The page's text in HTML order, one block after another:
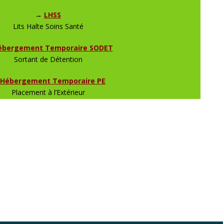
→ LHSS
Lits Halte Soins Santé
Temporaire SODET
Sortant de Détention
Hébergement Temporaire PE
Placement à l’Extérieur